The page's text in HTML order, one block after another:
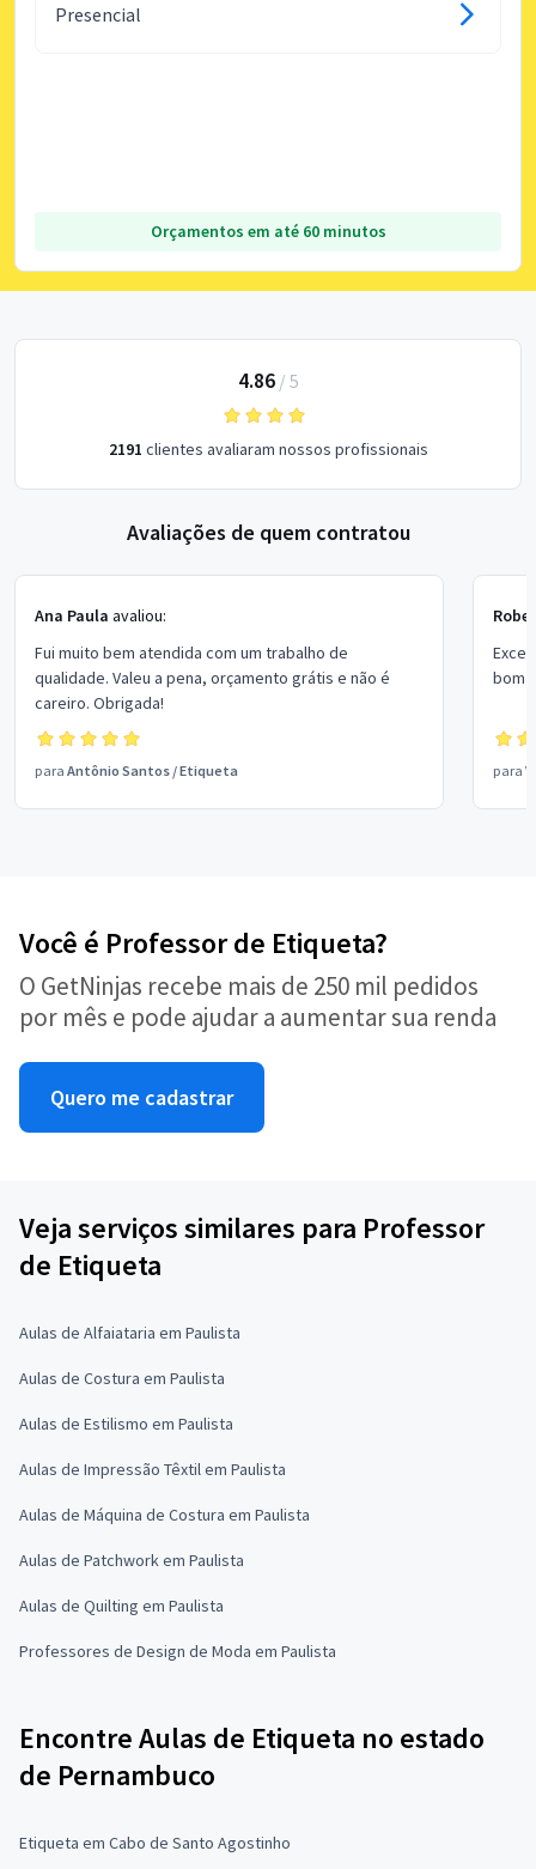
Presencial
Orçamentos em até 60 minutos
4.86/ 5
2191 clientes avaliaram nossos profissionais
Avaliações de quem contratou
Ana Paula avaliou:
Fui muito bem atendida com um trabalho de
qualidade. Valeu a pena, orçamento grátis e não é
careiro. Obrigada!
para Antônio Santos /Etiqueta
bom
para
Você é Professor de Etiqueta?
O GetNinjas recebe mais de 250 mil pedidos
por mês e pode ajudar a aumentar sua renda
Quero me cadastrar
Veja serviços similares para Professor
de Etiqueta
Aulas de Alfaiataria em Paulista
Aulas de Costura em Paulista
Aulas de Estilismo em Paulista
Aulas de Impressão Têxtil em Paulista
Aulas de Máquina de Costura em Paulista
Aulas de Patchwork em Paulista
Aulas de Quilting em Paulista
Professores de Design de Moda em Paulista
Encontre Aulas de Etiqueta no estado
de Pernambuco
Etiqueta em Cabo de Santo Agostinho